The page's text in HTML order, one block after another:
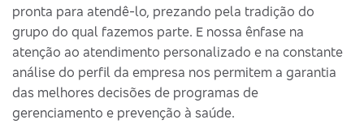
pronta para atendê-lo, prezando pela tradição do
grupo do qual fazemos parte. E nossa ênfase na
atenção ao atendimento personalizado e na constante
análise do perfil da empresa nos permitem a garantia
das melhores decisões de programas de
gerenciamento e prevenção à saúde.